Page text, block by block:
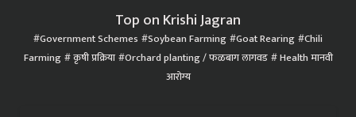
Top on Krishi Jagran
Government Schemes Soybean Farming Goat Rearing Chili
Farming कृषी प्रक्रिया Orchard planting / फळबाग लागवड Health मानवी
आरोग्य